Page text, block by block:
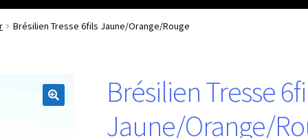
Brésilien Tresse 6fils Jaune/Orange/Rouge
Brésilien Tresse
Jaune/Orange/